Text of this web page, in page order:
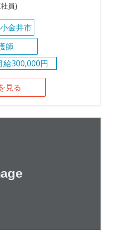
員)
小金井市
師
給300,000円
見る